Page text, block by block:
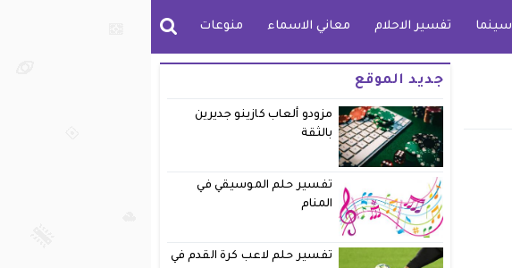
سينما تفسير الاحلام معاني الاسماء منوعات
جديد الموقع
مزودو ألعاب كازينو جديرين
بالثقة
تفسير حلم الموسيقي في
المنام
تفسير حلم لاعب كرة القدم في